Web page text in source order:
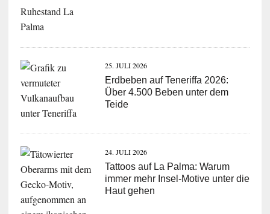
25. JULI 2026
Erdbeben auf Teneriffa 2026:
Über 4.500 Beben unter dem
Teide
24. JULI 2026
Tattoos auf La Palma: Warum
immer mehr Insel-Motive unter die
Haut gehen